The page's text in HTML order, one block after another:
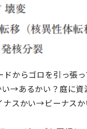
ドからゴロを引っ張
い→あるかい？庭に資
ナスかい→ビーナスか